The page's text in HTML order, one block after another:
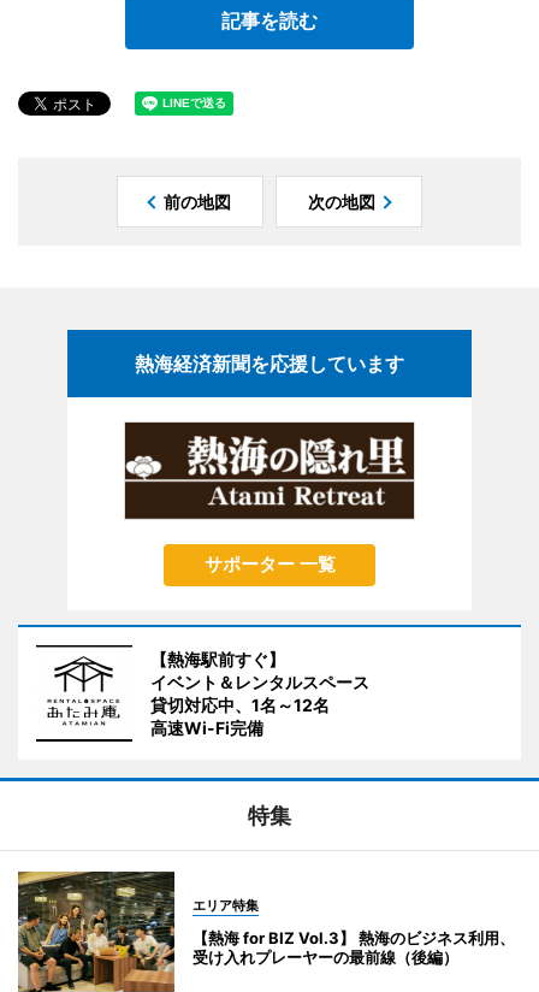
記事を読む
前の地図 次の地図
熱海経済新聞を応援しています
サポーター 一覧
【熱海駅前すぐ】
イベント＆レンタルスペース
貸切対応中、1名～12名
高速Wi-Fi完備
特集
エリア特集
【熱海 for BIZ Vol.3】 熱海のビジネス利用、
受け入れプレーヤーの最前線（後編）